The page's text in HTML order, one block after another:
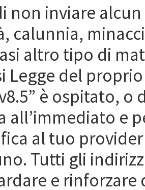
non inviare
calunnia,
altro tipo di
Legge del
è ospitato, o
all’immediato e
al tuo
Tutti gli
e